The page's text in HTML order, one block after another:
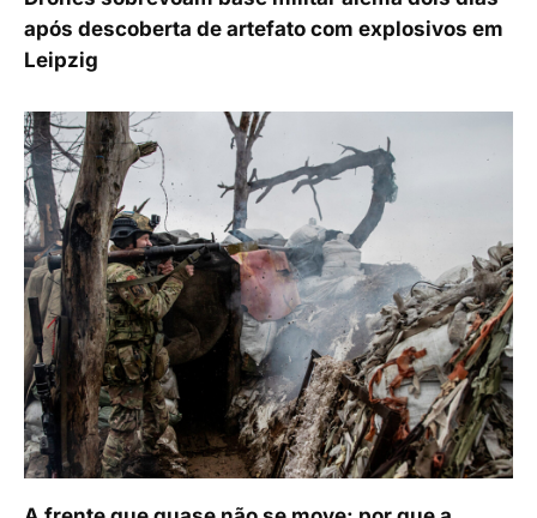
após descoberta de artefato com explosivos em
Leipzig